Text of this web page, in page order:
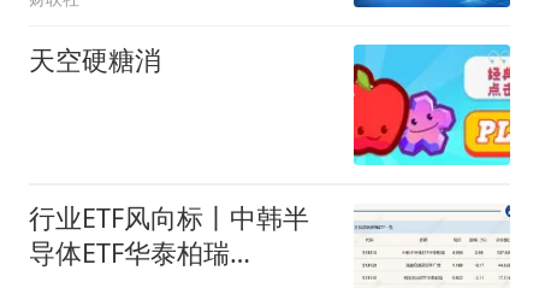
天空硬糖消
行业ETF风向标丨中韩半
导体ETF华泰柏瑞